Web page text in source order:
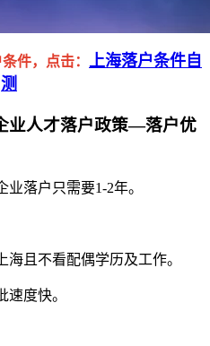
件，点击：
上海落户条件自
测
业人才落户政策—落户优
落户只需要1-2年。
且不看配偶学历及工作。
度快。